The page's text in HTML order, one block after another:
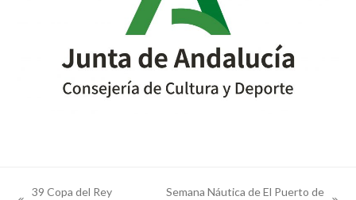
39 Copa del Rey
Semana Náutica de El Puerto de